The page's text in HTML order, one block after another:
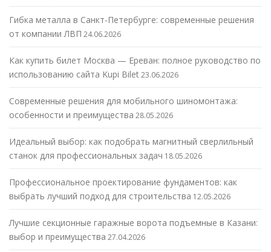
Гибка металла в Санкт-Петербурге: современные решения
от компании ЛВП 24.06.2026
Как купить билет Москва — Ереван: полное руководство по
использованию сайта Kupi Bilet23.06.2026
Современные решения для мобильного шиномонтажа:
особенности и преимущества 28.05.2026
Идеальный выбор: как подобрать магнитный сверлильный
станок для профессиональных задач 18.05.2026
Профессиональное проектирование фундаментов: как
выбрать лучший подход для строительства 12.05.2026
Лучшие секционные гаражные ворота подъемные в Казани:
выбор и преимущества 27.04.2026